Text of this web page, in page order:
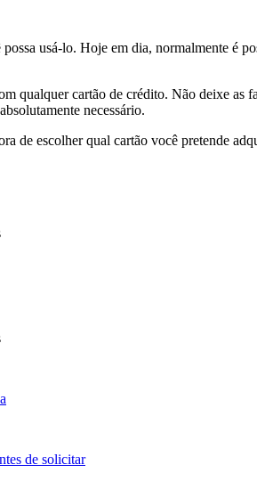
usá-lo. Hoje em dia, normalmente é
qualquer cartão de crédito. Não deixe
necessário.
de escolher qual cartão você pretende
de solicitar